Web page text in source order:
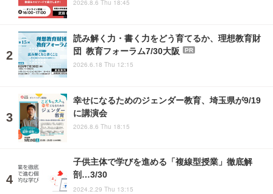
2026.8.6 Thu 18:45
読み解く力・書く力をどう育てるか、理想教育財
団 教育フォーラム7/30大阪
PR
2026.6.18 Thu 12:15
幸せになるためのジェンダー教育、埼玉県が9/19
に講演会
2026.8.6 Thu 18:15
子供主体で学びを進める「複線型授業」徹底解
剖…3/30
2024.2.29 Thu 13:15